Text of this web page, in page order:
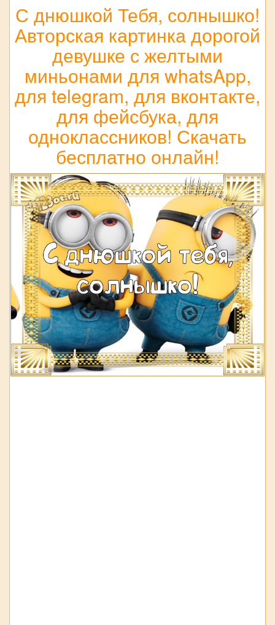
С днюшкой Тебя, солнышко!
Авторская картинка дорогой
девушке с желтыми
миньонами для whatsApp,
для telegram, для вконтакте,
для фейсбука, для
одноклассников! Скачать
бесплатно онлайн!